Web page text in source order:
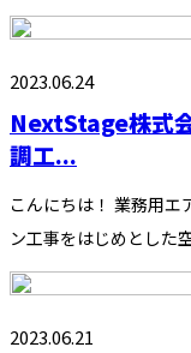
2023.06.24
NextStage株式
調工...
こんにちは！ 業務用エ
ン工事をはじめとした
2023.06.21